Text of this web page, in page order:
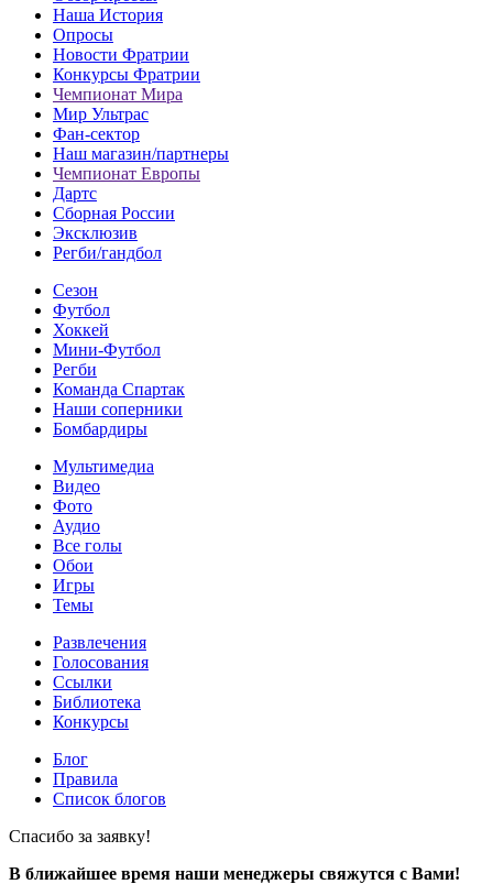
Наша История
Опросы
Новости Фратрии
Конкурсы Фратрии
Чемпионат Мира
Мир Ультрас
Фан-cектор
Наш магазин/партнеры
Чемпионат Европы
Дартс
Сборная России
Эксклюзив
Регби/гандбол
Сезон
Футбол
Хоккей
Мини-Футбол
Регби
Команда Спартак
Наши соперники
Бомбардиры
Мультимедиа
Видео
Фото
Аудио
Все голы
Обои
Игры
Темы
Развлечения
Голосования
Ссылки
Библиотека
Конкурсы
Блог
Правила
Список блогов
Спасибо за заявку!
В ближайшее время наши менеджеры свяжутся с Вами!